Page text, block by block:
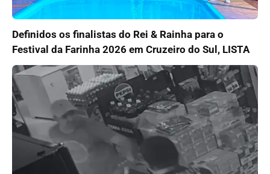
Definidos os finalistas do Rei & Rainha para o
Festival da Farinha 2026 em Cruzeiro do Sul, LISTA